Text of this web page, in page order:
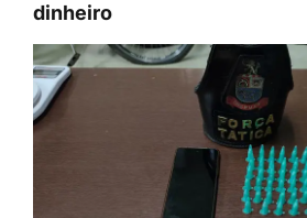
dinheiro